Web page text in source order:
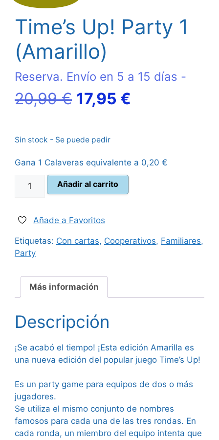
Time’s Up! Party 1
(Amarillo)
Reserva. Envío en 5 a 15 días -
20,99€ El
original
era:
20,99 €.
17,95 €
es:
Sin stock - Se puede pedir
Gana 1 Calaveras equivalente a 0,20 €
Time's
cantidad
Añadir al carrito
Añade a Favoritos
Etiquetas: Con cartas, Cooperativos, Familiares,
Party
Más información
Descripción
¡Se acabó el tiempo! ¡Esta edición Amarilla es
una nueva edición del popular juego Time’s Up!
Es un party game para equipos de dos o más
jugadores.
Se utiliza el mismo conjunto de nombres
famosos para cada una de las tres rondas. En
cada ronda, un miembro del equipo intenta que